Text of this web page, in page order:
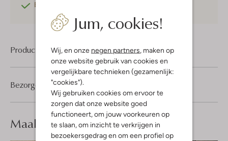
Jum, cookies!
Wij, en onze negen partners , maken op
onze website gebruik van cookies en
vergelijkbare technieken (gezamenlijk:
"cookies").
Wij gebruiken cookies om ervoor te
zorgen dat onze website goed
functioneert, om jouw voorkeuren op
te slaan, om inzicht te verkrijgen in
bezoekersgedrag en om een profiel op
Betaal achteraf
Product informatie
Bezorgen & retourneren
Maak jelook compleet